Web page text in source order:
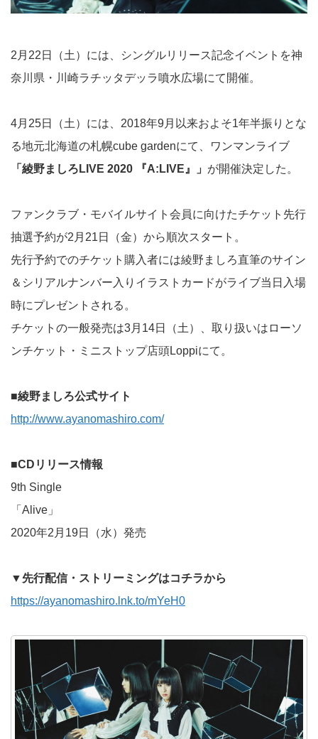
2月22日（土）には、シングルリリース記念イベントを神
奈川県・川崎ラチッタデッラ噴水広場にて開催。
4月25日（土）には、2018年9月以来およそ1年半振りとな
る地元北海道の札幌cube gardenにて、ワンマンライブ
「綾野ましろLIVE 2020 『A:LIVE』」 が開催決定した。
ファンクラブ・モバイルサイト会員に向けたチケット先行
抽選予約が2月21日（金）から順次スタート。
先行予約でのチケット購入者には綾野ましろ直筆のサイン
＆シリアルナンバー入りイラストカードがライブ当日入場
時にプレゼントされる。
チケットの一般発売は3月14日（土）、取り扱いはローソ
ンチケット・ミニストップ店頭Loppiにて。
■綾野ましろ公式サイト
http://www.ayanomashiro.com/
■CDリリース情報
9th Single
「Alive」
2020年2月19日（水）発売
▼先行配信・ストリーミングはコチラから
https://ayanomashiro.lnk.to/mYeH0